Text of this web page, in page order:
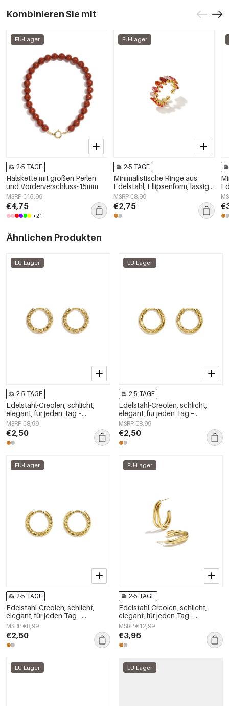
Kombinieren Sie mit
EU-Lager
2-5 TAGE
Halskette mit großen Perlen
und Vorderverschluss-15mm
MSRP €15,99
€4,75
+21
EU-Lager
2-5 TAGE
Minimalistische Ringe aus
Edelstahl, Ellipsenform, lässige
und schlichte Serie für Damen –
Schmuck für jeden Tag
MSRP €8,99
€2,75
Ähnlichen Produkten
EU-Lager
2-5 TAGE
Edelstahl-Creolen, schlicht,
elegant, für jeden Tag –
Damenschmuck
MSRP €8,99
€2,50
EU-Lager
2-5 TAGE
Edelstahl-Creolen, schlicht,
elegant, für jeden Tag –
Damenschmuck
MSRP €8,99
€2,50
EU-Lager
2-5 TAGE
Edelstahl-Creolen, schlicht,
elegant, für jeden Tag –
Damenschmuck
MSRP €8,99
€2,50
EU-Lager
2-5 TAGE
Edelstahl-Creolen, schlicht,
elegant, für jeden Tag –
Damenschmuck
MSRP €12,99
€3,95
EU-Lager EU-Lager